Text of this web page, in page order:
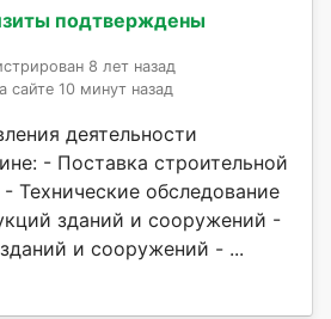
подтверждены
8 лет назад
сайте 10 минут назад
деятельности
- Поставка строительной
Технические обследование
зданий и сооружений -
и сооружений - ...